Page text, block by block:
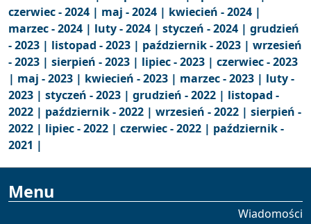
czerwiec - 2024 | maj - 2024 | kwiecień - 2024 |
marzec - 2024 | luty - 2024 | styczeń - 2024 | grudzień
- 2023 | listopad - 2023 | październik - 2023 | wrzesień
- 2023 | sierpień - 2023 | lipiec - 2023 | czerwiec - 2023
| maj - 2023 | kwiecień - 2023 | marzec - 2023 | luty -
2023 | styczeń - 2023 | grudzień - 2022 | listopad -
2022 | październik - 2022 | wrzesień - 2022 | sierpień -
2022 | lipiec - 2022 | czerwiec - 2022 | październik -
2021 |
Menu
Wiadomości